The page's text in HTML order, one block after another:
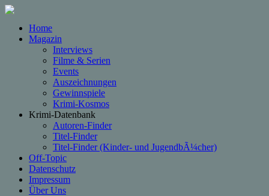
Home
Magazin
Interviews
Filme & Serien
Events
Auszeichnungen
Gewinnspiele
Krimi-Kosmos
Krimi-Datenbank
Autoren-Finder
Titel-Finder
Titel-Finder (Kinder- und JugendbÃ¼cher)
Off-Topic
Datenschutz
Impressum
Über Uns